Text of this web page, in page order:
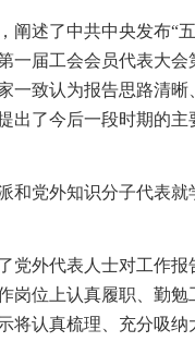
阐述了中共中央发布“
一届工会会员代表大
一致认为报告思路清
出了今后一段时期的
和党外知识分子代表
党外代表人士对工作
岗位上认真履职、勤
将认真梳理、充分吸